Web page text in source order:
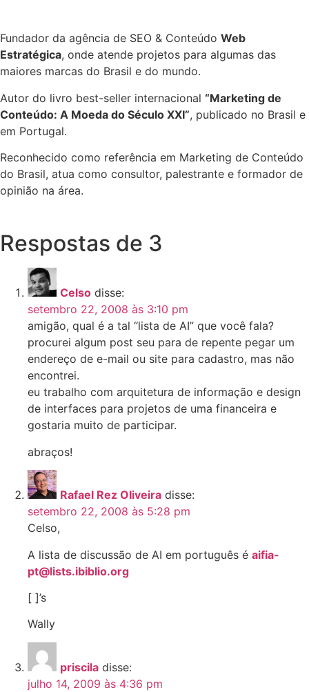
Fundador da agência de SEO & Conteúdo Web
Estratégica, onde atende projetos para algumas das
maiores marcas do Brasil e do mundo.
Autor do livro best-seller internacional “Marketing de
Conteúdo: A Moeda do Século XXI”, publicado no Brasil e
em Portugal.
Reconhecido como referência em Marketing de Conteúdo
do Brasil, atua como consultor, palestrante e formador de
opinião na área.
Respostas de 3
Celso disse:
setembro 22, 2008 às 3:10 pm
amigão, qual é a tal “lista de AI” que você fala?
procurei algum post seu para de repente pegar um
endereço de e-mail ou site para cadastro, mas não
encontrei.
eu trabalho com arquitetura de informação e design
de interfaces para projetos de uma financeira e
gostaria muito de participar.
abraços!
Rafael Rez Oliveira disse:
setembro 22, 2008 às 5:28 pm
Celso,
A lista de discussão de AI em português é aifia-
pt@lists.ibiblio.org
[ ]’s
Wally
priscila disse:
julho 14, 2009 às 4:36 pm